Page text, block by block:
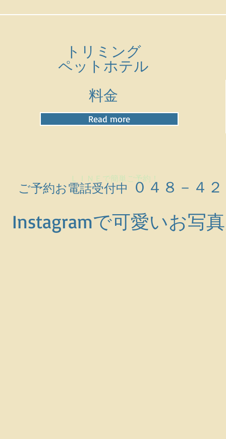
トリミング
ペットホテル
​料金
Read more
ＬＩＮＥで簡単ご予約！
ご予約お電話受付中０４８－４
Instagramで可愛いお写